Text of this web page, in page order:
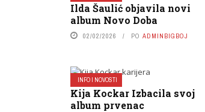
Ilda Šaulić objavila novi
album Novo Doba
02/02/2026 PO ADMINBIGBOJ
INFO I NOVOSTI
Kija Kockar Izbacila svoj
album prvenac